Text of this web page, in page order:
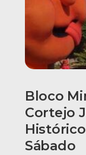
Bloco
Cortejo
Sábado